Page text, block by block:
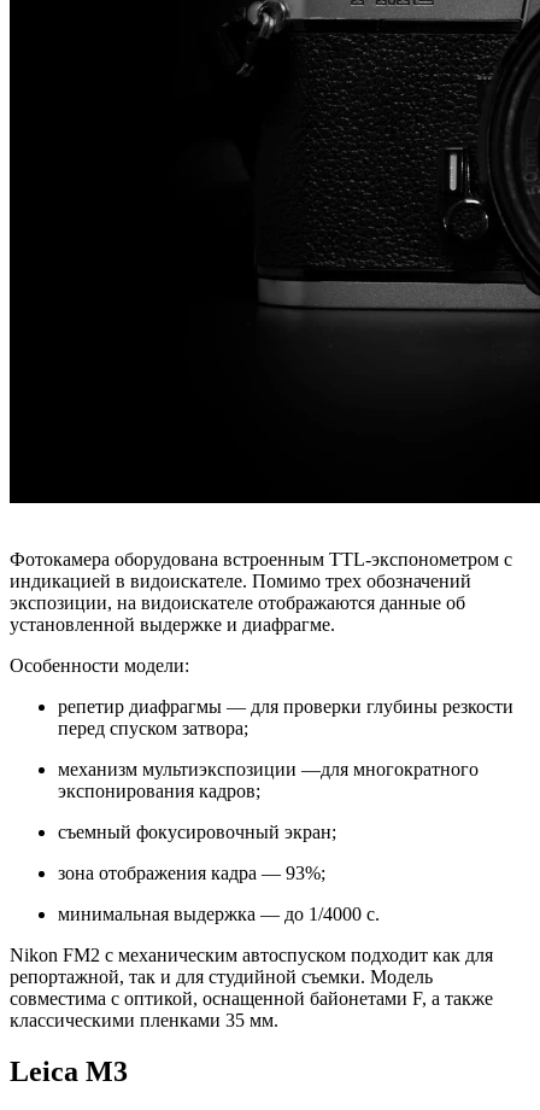
Фотокамера оборудована встроенным TTL-экспонометром с
индикацией в видоискателе. Помимо трех обозначений
экспозиции, на видоискателе отображаются данные об
установленной выдержке и диафрагме.
Особенности модели:
репетир диафрагмы — для проверки глубины резкости
перед спуском затвора;
механизм мультиэкспозиции —для многократного
экспонирования кадров;
съемный фокусировочный экран;
зона отображения кадра — 93%;
минимальная выдержка — до 1/4000 с.
Nikon FM2 с механическим автоспуском подходит как для
репортажной, так и для студийной съемки. Модель
совместима с оптикой, оснащенной байонетами F, а также
классическими пленками 35 мм.
Leica M3